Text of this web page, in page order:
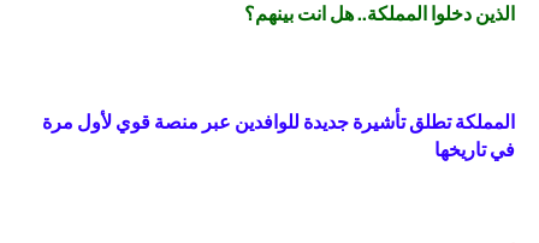
الذين دخلوا المملكة.. هل انت بينهم؟
المملكة تطلق تأشيرة جديدة للوافدين عبر منصة قوي لأول مرة
في تاريخها